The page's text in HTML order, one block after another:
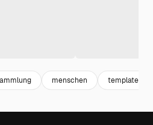
menschen template